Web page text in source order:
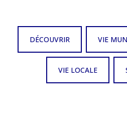
DÉCOUVRIR VIE
VIE LOCALE